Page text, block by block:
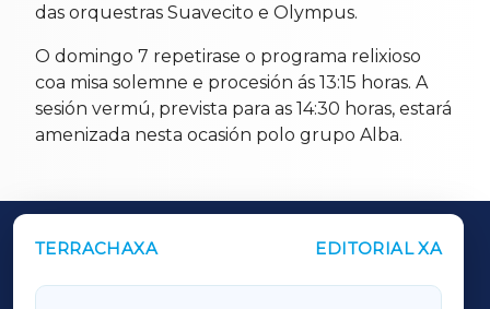
das orquestras Suavecito e Olympus.
O domingo 7 repetirase o programa relixioso
coa misa solemne e procesión ás 13:15 horas. A
sesión vermú, prevista para as 14:30 horas, estará
amenizada nesta ocasión polo grupo Alba.
TERRACHAXA EDITORIAL XA
OUTROS PERIÓDICOS